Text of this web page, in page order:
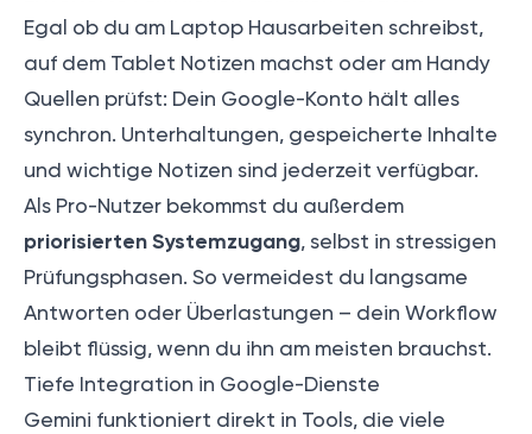
Egal ob du am Laptop Hausarbeiten schreibst,
auf dem Tablet Notizen machst oder am Handy
Quellen prüfst: Dein Google-Konto hält alles
synchron. Unterhaltungen, gespeicherte Inhalte
und wichtige Notizen sind jederzeit verfügbar.
Als Pro-Nutzer bekommst du außerdem
priorisierten Systemzugang, selbst in stressigen
Prüfungsphasen. So vermeidest du langsame
Antworten oder Überlastungen – dein Workflow
bleibt flüssig, wenn du ihn am meisten brauchst.
Tiefe Integration in Google-Dienste
Gemini funktioniert direkt in Tools, die viele